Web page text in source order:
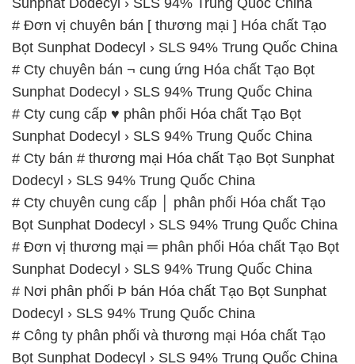
# Cty chuyên cung cấp │ phân phối Hóa chất Tạo
Bọt Sunphat Dodecyl › SLS 94% Trung Quốc China
# Đơn vị thương mại ═ phân phối Hóa chất Tạo Bọt
Sunphat Dodecyl › SLS 94% Trung Quốc China
# Nơi phân phối Þ bán Hóa chất Tạo Bọt Sunphat
Dodecyl › SLS 94% Trung Quốc China
# Công ty phân phối và thương mại Hóa chất Tạo
Bọt Sunphat Dodecyl › SLS 94% Trung Quốc China
# Nhà bán hàng √ kinh doanh Hóa chất Tạo Bọt
Sunphat Dodecyl › SLS 94% Trung Quốc China
# Công ty phân phối — kinh doanh Hóa chất Tạo
Bọt Sunphat Dodecyl › SLS 94% Trung Quốc China
📞 PHÒNG KINH DOANH – CÔNG TY HÓA CHẤT
ĐẮC TRƯỜNG PHÁT🌐
🌐 Website: https://hoachatviet.net/